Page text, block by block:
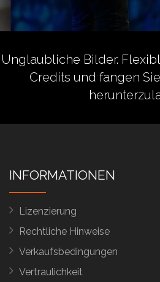
Unglaubliche Bilder.
Credits und fangen
INFORMATIONEN
Lizenzierung
Rechtliche Hinweise
Verkaufsbedingungen
Vertraulichkeit